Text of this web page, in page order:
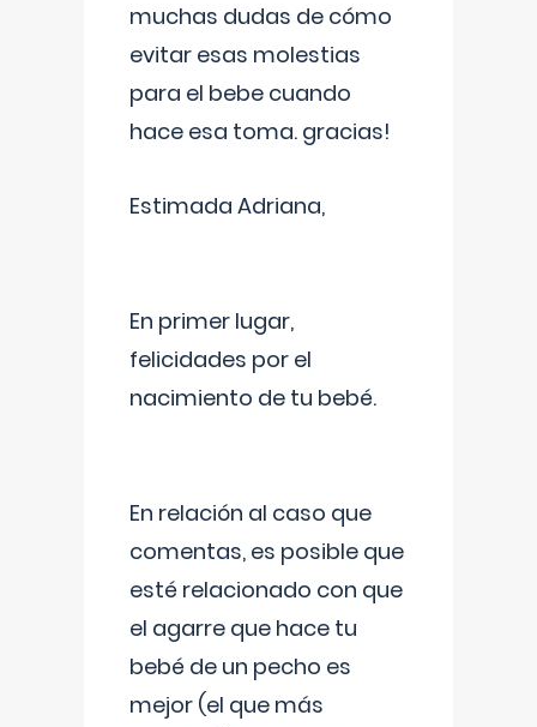
muchas dudas de cómo
evitar esas molestias
para el bebe cuando
hace esa toma. gracias!
Estimada Adriana,
En primer lugar,
felicidades por el
nacimiento de tu bebé.
En relación al caso que
comentas, es posible que
esté relacionado con que
el agarre que hace tu
bebé de un pecho es
mejor (el que más